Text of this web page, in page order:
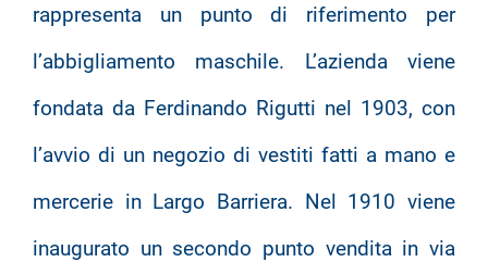
rappresenta un punto di riferimento per
l’abbigliamento maschile. L’azienda viene
fondata da Ferdinando Rigutti nel 1903, con
l’avvio di un negozio di vestiti fatti a mano e
mercerie in Largo Barriera. Nel 1910 viene
inaugurato un secondo punto vendita in via